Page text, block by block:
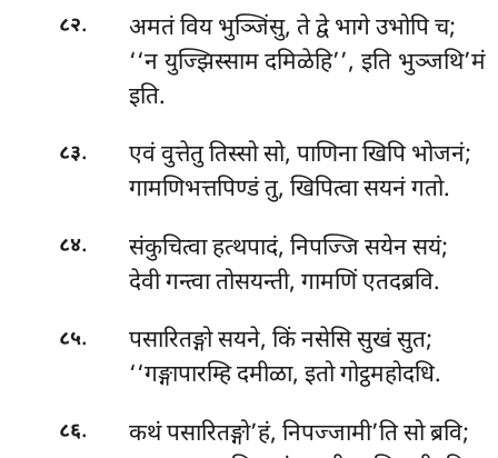
८२.
अमतं विय भुञ्जिंसु, ते द्वे भागे उभोपि च;
‘‘न युज्झिस्साम दमिळेहि’’, इति भुञ्जथि’मं
इति.
८३.
एवं वुत्तेतु तिस्सो सो, पाणिना खिपि भोजनं;
गामणिभत्तपिण्डं तु, खिपित्वा सयनं गतो.
८४.
संकुचित्वा हत्थपादं, निपज्जि सयेन सयं;
देवी गन्त्वा तोसयन्ती, गामणिं एतदब्रवि.
८५.
पसारितङ्गो सयने, किं नसेसि सुखं सुत;
‘‘गङ्गापारम्हि दमीळा, इतो गोट्ठमहोदधि.
८६.
कथं पसारितङ्गो’हं, निपज्जामी’ति सो ब्रवि;